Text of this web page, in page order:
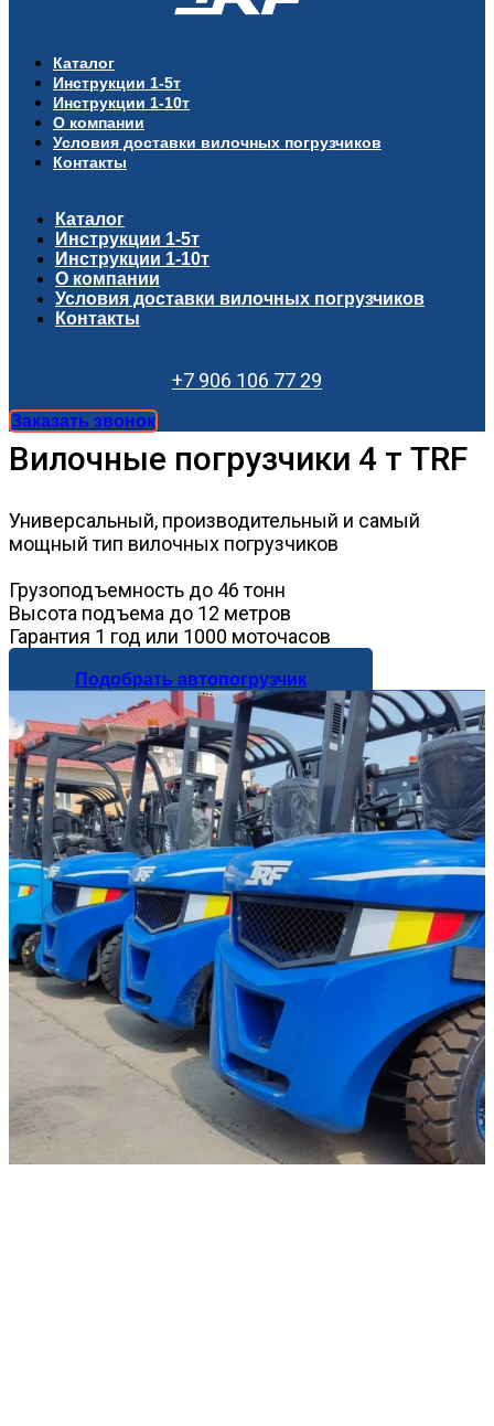
Каталог
Инструкции 1-5т
Инструкции 1-10т
О компании
Условия доставки вилочных погрузчиков
Контакты
Каталог
Инструкции 1-5т
Инструкции 1-10т
О компании
Условия доставки вилочных погрузчиков
Контакты
+7 906 106 77 29
Заказать звонок
Вилочные погрузчики 4 т TRF
Универсальный, производительный и самый
мощный тип вилочных погрузчиков
Грузоподъемность до 46 тонн
Высота подъема до 12 метров
Гарантия 1 год или 1000 моточасов
Подобрать автопогрузчик